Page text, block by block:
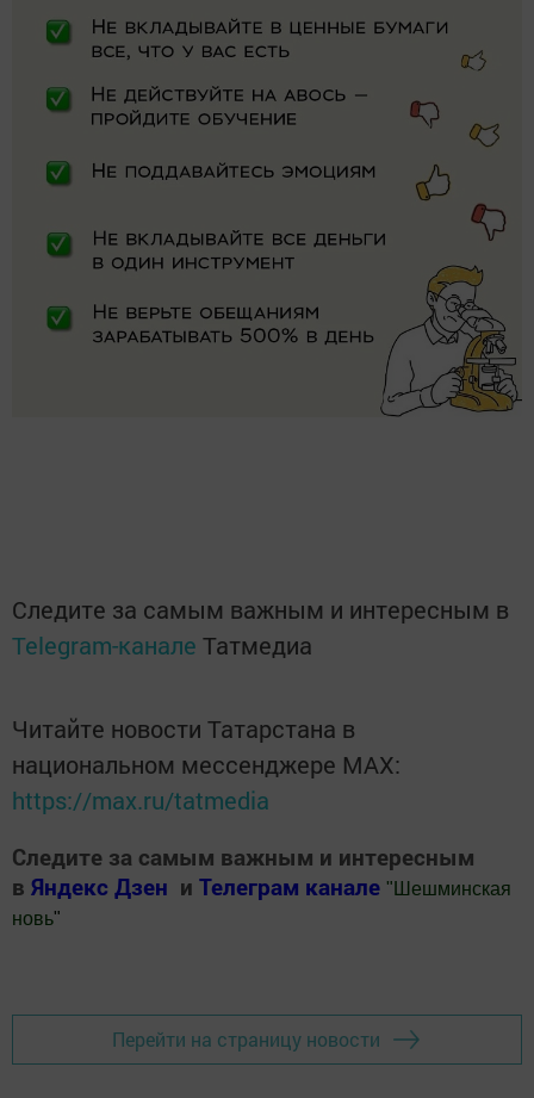
Следите за самым важным и интересным в
Telegram-канале Татмедиа
Читайте новости Татарстана в
национальном мессенджере MАХ:
https://max.ru/tatmedia
Следите за самым важным и интересным
в Яндекс Дзен и Телеграм канале " Шешминская
новь"
Перейти на страницу новости